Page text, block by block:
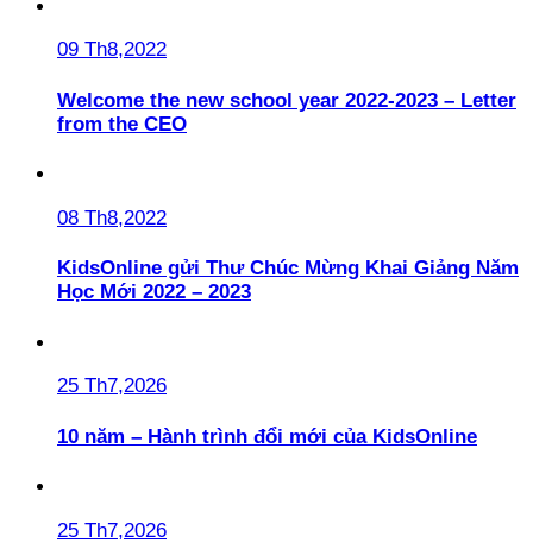
09 Th8,2022
Welcome the new school year 2022-2023 – Letter
from the CEO
08 Th8,2022
KidsOnline gửi Thư Chúc Mừng Khai Giảng Năm
Học Mới 2022 – 2023
25 Th7,2026
10 năm – Hành trình đổi mới của KidsOnline
25 Th7,2026